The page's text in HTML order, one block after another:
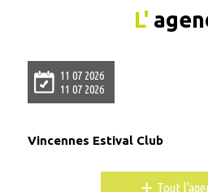
L'
11 07 2026
11 07 2026
Vincennes Estival Club
Tout